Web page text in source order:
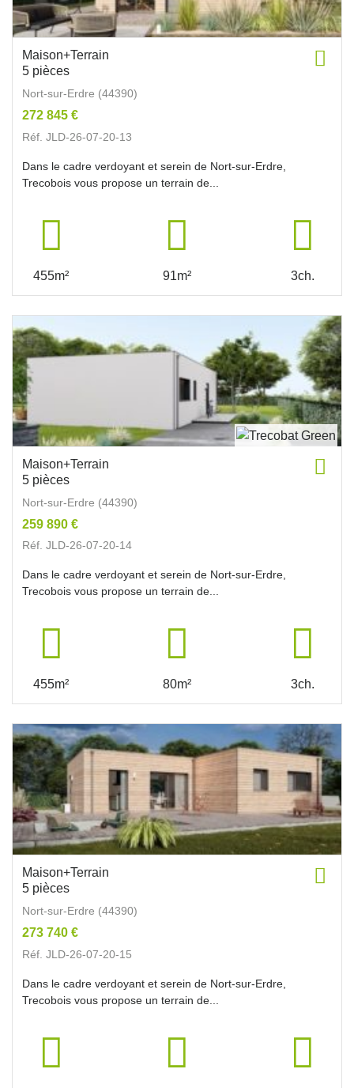
Maison+Terrain
5 pièces
Nort-sur-Erdre (44390)
272 845 €
Réf. JLD-26-07-20-13
Dans le cadre verdoyant et serein de Nort-sur-Erdre,
Trecobois vous propose un terrain de...
455m² 91m² 3ch.
Maison+Terrain
5 pièces
Nort-sur-Erdre (44390)
259 890 €
Réf. JLD-26-07-20-14
Dans le cadre verdoyant et serein de Nort-sur-Erdre,
Trecobois vous propose un terrain de...
455m² 80m² 3ch.
Maison+Terrain
5 pièces
Nort-sur-Erdre (44390)
273 740 €
Réf. JLD-26-07-20-15
Dans le cadre verdoyant et serein de Nort-sur-Erdre,
Trecobois vous propose un terrain de...